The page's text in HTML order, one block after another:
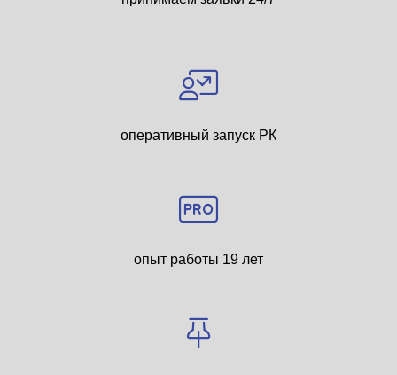
оперативный запуск РК
опыт работы 19 лет